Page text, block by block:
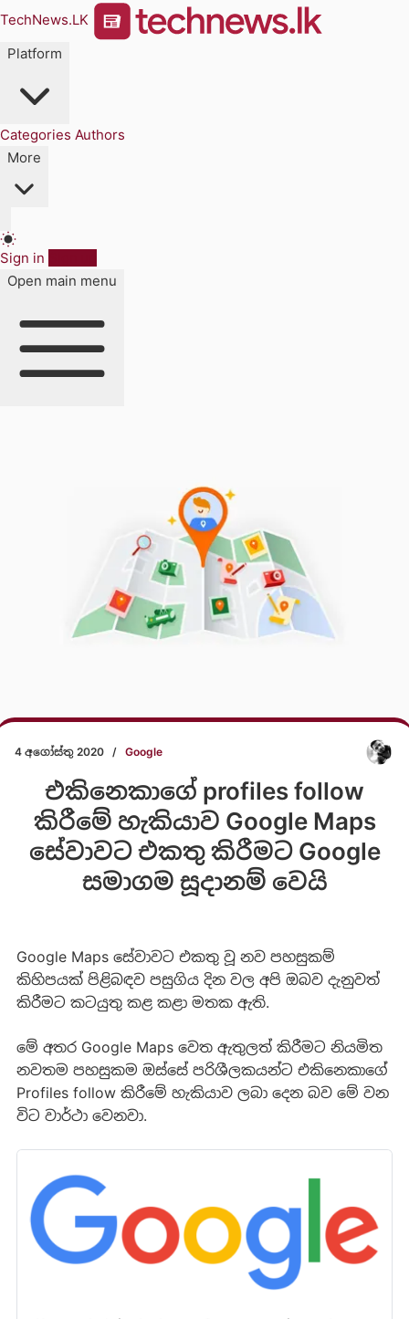
TechNews.LK
Platform
Categories Authors
More
Sign in
Open main menu
4 අගෝස්තු 2020 / Google
එකිනෙකාගේ profiles follow
කිරීමේ හැකියාව Google Maps
සේවාවට එකතු කිරීමට Google
සමාගම සූදානම් වෙයි
Google Maps සේවාවට එකතු වූ නව පහසුකම්
කිහිපයක් පිළිබඳව පසුගිය දින වල අපි ඔබව දැනුවත්
කිරීමට කටයුතු කළ කළා මතක ඇති.
මේ අතර Google Maps වෙත ඇතුලත් කිරීමට නියමිත
නවතම පහසුකම ඔස්සේ පරිශීලකයන්ට එකිනෙකාගේ
Profiles follow කිරීමේ හැකියාව ලබා දෙන බව මේ වන
විට වාර්ථා වෙනවා.